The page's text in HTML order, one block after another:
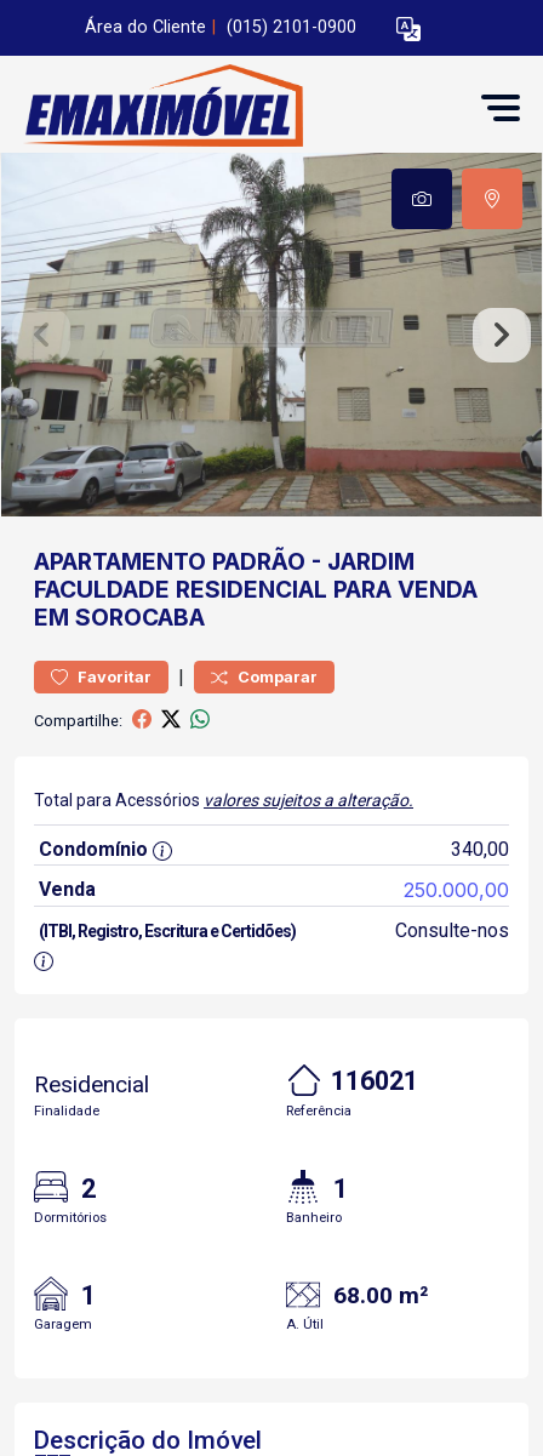
Área do Cliente (015) 2101-0900
APARTAMENTO PADRÃO - JARDIM
FACULDADE RESIDENCIAL PARA VENDA
EM SOROCABA
Favoritar | Comparar
Compartilhe:
Total para Acessórios valores sujeitos a alteração.
Condomínio
340,00
Venda
250.000,00
(ITBI, Registro, Escritura e Certidões) Consulte-nos
Residencial
Finalidade
116021
Referência
2
Dormitórios
1
Banheiro
1
Garagem
68.00 m²
A. Útil
Descrição do Imóvel